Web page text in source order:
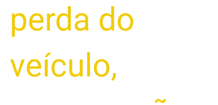
perda do
veículo,